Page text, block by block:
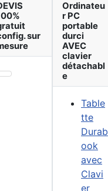
sur
Ordinateu
r PC
portable
durci
AVEC
clavier
détachabl
e
Table
tte
Durab
ook
avec
Clavi
er